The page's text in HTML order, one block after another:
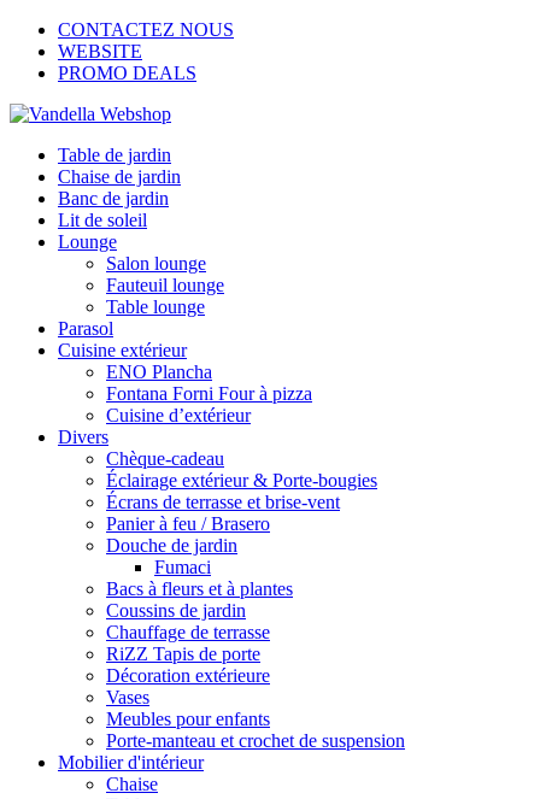
CONTACTEZ NOUS
WEBSITE
PROMO DEALS
Table de jardin
Chaise de jardin
Banc de jardin
Lit de soleil
Lounge
Salon lounge
Fauteuil lounge
Table lounge
Parasol
Cuisine extérieur
ENO Plancha
Fontana Forni Four à pizza
Cuisine d’extérieur
Divers
Chèque-cadeau
Éclairage extérieur & Porte-bougies
Écrans de terrasse et brise-vent
Panier à feu / Brasero
Douche de jardin
Fumaci
Bacs à fleurs et à plantes
Coussins de jardin
Chauffage de terrasse
RiZZ Tapis de porte
Décoration extérieure
Vases
Meubles pour enfants
Porte-manteau et crochet de suspension
Mobilier d'intérieur
Chaise